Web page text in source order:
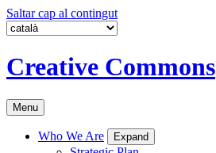
Saltar cap al contingut
Creative Commons
Menu
Who We Are Expand